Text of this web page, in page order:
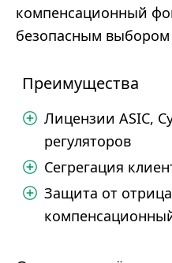
компенсационный
безопасным выбором
Преимущества
Лицензии ASIC,
регуляторов
Сегрегация
Защита от